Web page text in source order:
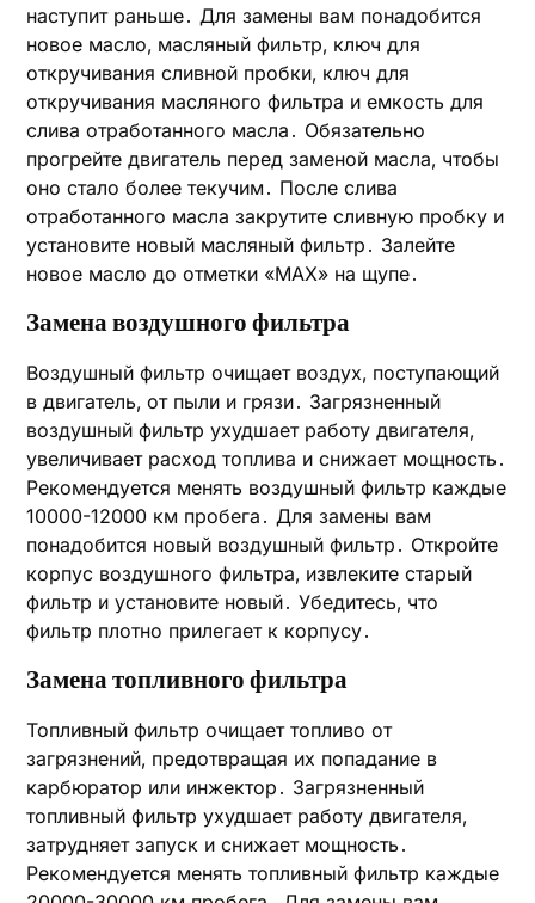
наступит раньше․ Для замены вам понадобится
новое масло‚ масляный фильтр‚ ключ для
откручивания сливной пробки‚ ключ для
откручивания масляного фильтра и емкость для
слива отработанного масла․ Обязательно
прогрейте двигатель перед заменой масла‚ чтобы
оно стало более текучим․ После слива
отработанного масла закрутите сливную пробку и
установите новый масляный фильтр․ Залейте
новое масло до отметки «MAX» на щупе․
Замена воздушного фильтра
Воздушный фильтр очищает воздух‚ поступающий
в двигатель‚ от пыли и грязи․ Загрязненный
воздушный фильтр ухудшает работу двигателя‚
увеличивает расход топлива и снижает мощность․
Рекомендуется менять воздушный фильтр каждые
10000-12000 км пробега․ Для замены вам
понадобится новый воздушный фильтр․ Откройте
корпус воздушного фильтра‚ извлеките старый
фильтр и установите новый․ Убедитесь‚ что
фильтр плотно прилегает к корпусу․
Замена топливного фильтра
Топливный фильтр очищает топливо от
загрязнений‚ предотвращая их попадание в
карбюратор или инжектор․ Загрязненный
топливный фильтр ухудшает работу двигателя‚
затрудняет запуск и снижает мощность․
Рекомендуется менять топливный фильтр каждые